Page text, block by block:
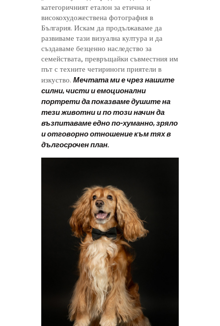
категоричният еталон за етична и
високохудожествена фотография в
България. Искам да продължаваме да
развиваме тази визуална култура и да
създаваме безценно наследство за
семействата, превръщайки съвместния им
път с техните четириноги приятели в
изкуство. Мечтата ми е чрез нашите
силни, чисти и емоционални
портрети да показваме душите на
тези животни и по този начин да
възпитаваме едно по-хуманно, зряло
и отговорно отношение към тях в
дългосрочен план.